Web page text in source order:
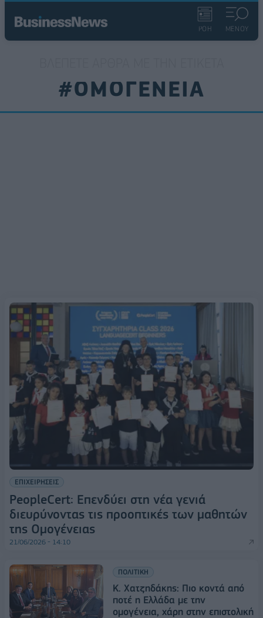
ΡΟΗ ΜΕΝΟΥ
#ΟΜΟΓΕΝΕΙΑ
ΕΠΙΧΕΙΡΗΣΕΙΣ
PeopleCert: Επενδύει στη νέα γενιά
διευρύνοντας τις προοπτικές των μαθητών
της Ομογένειας
21/06/2026 - 14:10
ΠΟΛΙΤΙΚΗ
Κ. Χατζηδάκης: Πιο κοντά από
ποτέ η Ελλάδα με την
ομογένεια, χάρη στην επιστολική